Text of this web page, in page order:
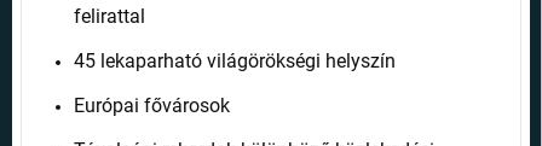
felirattal
45 lekaparható világörökségi helyszín
Európai fővárosok